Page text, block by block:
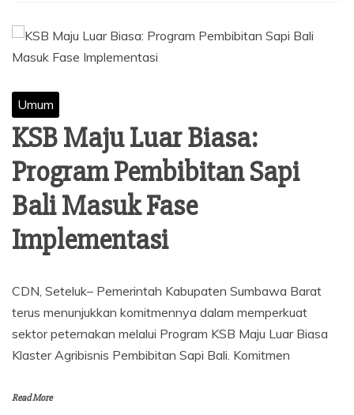
Umum
KSB Maju Luar Biasa:
Program Pembibitan Sapi
Bali Masuk Fase
Implementasi
CDN, Seteluk– Pemerintah Kabupaten Sumbawa Barat
terus menunjukkan komitmennya dalam memperkuat
sektor peternakan melalui Program KSB Maju Luar Biasa
Klaster Agribisnis Pembibitan Sapi Bali. Komitmen
Read More